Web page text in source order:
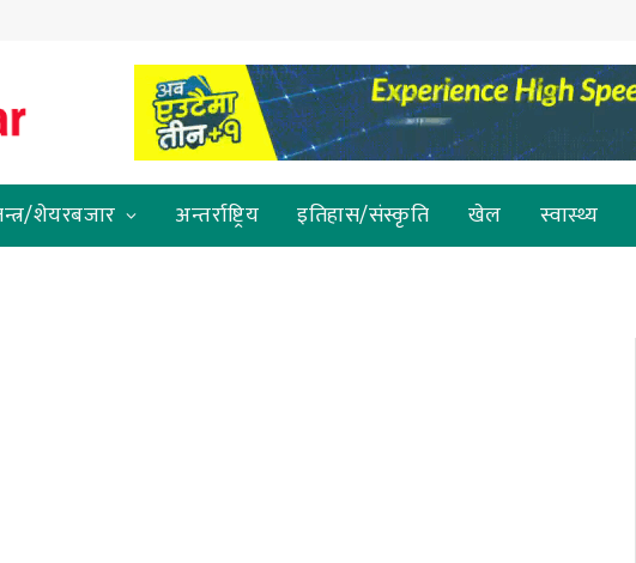
शेयरबजार अन्तर्राष्ट्रिय इतिहास/संस्कृति खेल स्वास्थ्य